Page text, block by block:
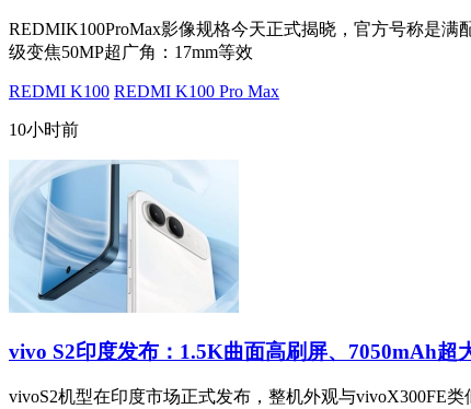
REDMIK100ProMax影像规格今天正式揭晓，官方号称是满
级变焦50MP超广角：17mm等效
REDMI K100 REDMI K100 Pro Max
10小时前
vivo S2印度发布：1.5K曲面高刷屏、7050mAh超
vivoS2机型在印度市场正式发布，整机外观与vivoX300FE